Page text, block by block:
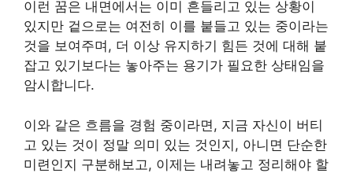
이런 꿈은 내면에서는 이미 흔들리고 있는 상황이
있지만 겉으로는 여전히 이를 붙들고 있는 중이라는
것을 보여주며, 더 이상 유지하기 힘든 것에 대해 붙
잡고 있기보다는 놓아주는 용기가 필요한 상태임을
암시합니다.
이와 같은 흐름을 경험 중이라면, 지금 자신이 버티
고 있는 것이 정말 의미 있는 것인지, 아니면 단순한
미련인지 구분해보고, 이제는 내려놓고 정리해야 할